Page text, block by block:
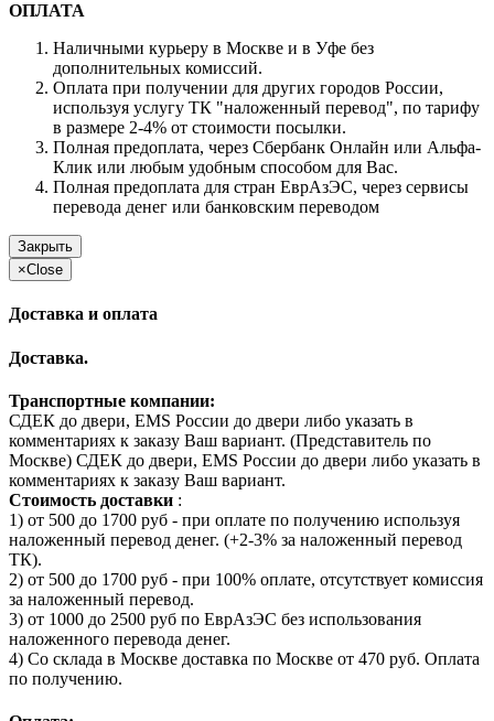
ОПЛАТА
Наличными курьеру в Москве и в Уфе без
дополнительных комиссий.
Оплата при получении для других городов России,
используя услугу ТК "наложенный перевод", по тарифу
в размере 2-4% от стоимости посылки.
Полная предоплата, через Сбербанк Онлайн или Альфа-
Клик или любым удобным способом для Вас.
Полная предоплата для стран ЕврАзЭС, через сервисы
перевода денег или банковским переводом
Закрыть
×Close
Доставка и оплата
Доставка.
Транспортные компании:
СДЕК до двери, EMS России до двери либо указать в
комментариях к заказу Ваш вариант. (Представитель по
Москве) СДЕК до двери, EMS России до двери либо указать в
комментариях к заказу Ваш вариант.
Стоимость доставки :
1) от 500 до 1700 руб - при оплате по получению используя
наложенный перевод денег. (+2-3% за наложенный перевод
ТК).
2) от 500 до 1700 руб - при 100% оплате, отсутствует комиссия
за наложенный перевод.
3) от 1000 до 2500 руб по ЕврАзЭС без использования
наложенного перевода денег.
4) Со склада в Москве доставка по Москве от 470 руб. Оплата
по получению.